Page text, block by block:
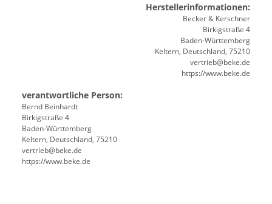
Herstellerinformationen:
Becker & Kerschner
Birkigstraße 4
Baden-Württemberg
Keltern, Deutschland, 75210
vertrieb@beke.de
https://www.beke.de
verantwortliche Person:
Bernd Beinhardt
Birkigstraße 4
Baden-Württemberg
Keltern, Deutschland, 75210
vertrieb@beke.de
https://www.beke.de